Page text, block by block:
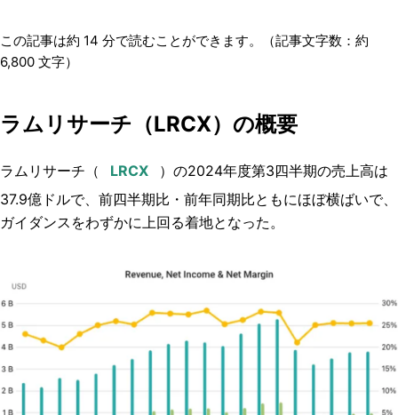
この記事は約 14 分で読むことができます。（記事文字数：約
6,800 文字）
ラムリサーチ（LRCX）の概要
ラムリサーチ（
）の2024年度第3四半期の売上高は
37.9億ドルで、前四半期比・前年同期比ともにほぼ横ばいで、
ガイダンスをわずかに上回る着地となった。